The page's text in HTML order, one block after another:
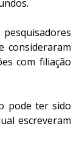
consideraram
com filiação
pode ter sido
escreveram